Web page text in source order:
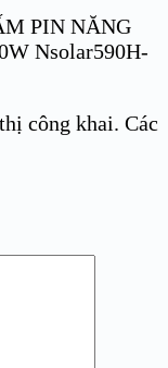
PIN NĂNG
Nsolar590H-
công khai. Các